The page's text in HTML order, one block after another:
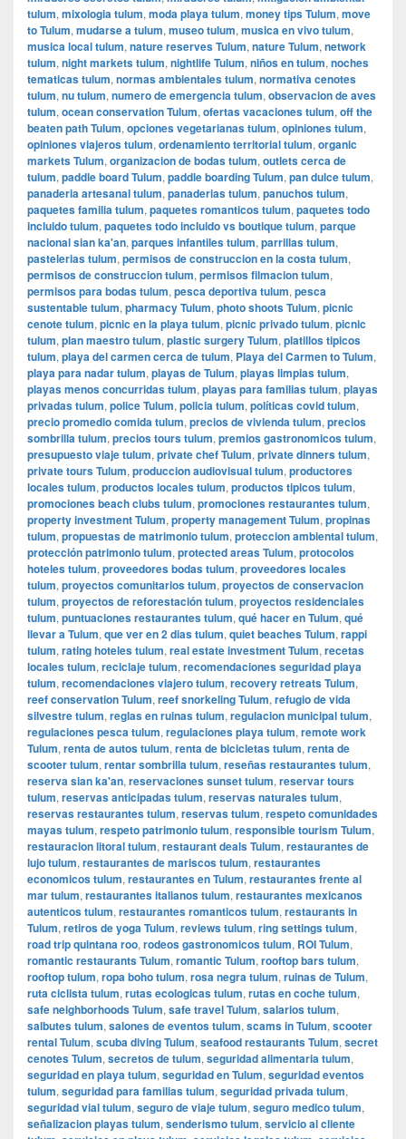
tulum, mixologia tulum, moda playa tulum, money tips Tulum, move
to Tulum, mudarse a tulum, museo tulum, musica en vivo tulum,
musica local tulum, nature reserves Tulum, nature Tulum, network
tulum, night markets tulum, nightlife Tulum, niños en tulum, noches
tematicas tulum, normas ambientales tulum, normativa cenotes
tulum, nu tulum, numero de emergencia tulum, observacion de aves
tulum, ocean conservation Tulum, ofertas vacaciones tulum, off the
beaten path Tulum, opciones vegetarianas tulum, opiniones tulum,
opiniones viajeros tulum, ordenamiento territorial tulum, organic
markets Tulum, organizacion de bodas tulum, outlets cerca de
tulum, paddle board Tulum, paddle boarding Tulum, pan dulce tulum,
panaderia artesanal tulum, panaderias tulum, panuchos tulum,
paquetes familia tulum, paquetes romanticos tulum, paquetes todo
incluido tulum, paquetes todo incluido vs boutique tulum, parque
nacional sian ka'an, parques infantiles tulum, parrillas tulum,
pastelerias tulum, permisos de construccion en la costa tulum,
permisos de construccion tulum, permisos filmacion tulum,
permisos para bodas tulum, pesca deportiva tulum, pesca
sustentable tulum, pharmacy Tulum, photo shoots Tulum, picnic
cenote tulum, picnic en la playa tulum, picnic privado tulum, picnic
tulum, plan maestro tulum, plastic surgery Tulum, platillos tipicos
tulum, playa del carmen cerca de tulum, Playa del Carmen to Tulum,
playa para nadar tulum, playas de Tulum, playas limpias tulum,
playas menos concurridas tulum, playas para familias tulum, playas
privadas tulum, police Tulum, policia tulum, políticas covid tulum,
precio promedio comida tulum, precios de vivienda tulum, precios
sombrilla tulum, precios tours tulum, premios gastronomicos tulum,
presupuesto viaje tulum, private chef Tulum, private dinners tulum,
private tours Tulum, produccion audiovisual tulum, productores
locales tulum, productos locales tulum, productos tipicos tulum,
promociones beach clubs tulum, promociones restaurantes tulum,
property investment Tulum, property management Tulum, propinas
tulum, propuestas de matrimonio tulum, proteccion ambiental tulum,
protección patrimonio tulum, protected areas Tulum, protocolos
hoteles tulum, proveedores bodas tulum, proveedores locales
tulum, proyectos comunitarios tulum, proyectos de conservacion
tulum, proyectos de reforestación tulum, proyectos residenciales
tulum, puntuaciones restaurantes tulum, qué hacer en Tulum, qué
llevar a Tulum, que ver en 2 dias tulum, quiet beaches Tulum, rappi
tulum, rating hoteles tulum, real estate investment Tulum, recetas
locales tulum, reciclaje tulum, recomendaciones seguridad playa
tulum, recomendaciones viajero tulum, recovery retreats Tulum,
reef conservation Tulum, reef snorkeling Tulum, refugio de vida
silvestre tulum, reglas en ruinas tulum, regulacion municipal tulum,
regulaciones pesca tulum, regulaciones playa tulum, remote work
Tulum, renta de autos tulum, renta de bicicletas tulum, renta de
scooter tulum, rentar sombrilla tulum, reseñas restaurantes tulum,
reserva sian ka'an, reservaciones sunset tulum, reservar tours
tulum, reservas anticipadas tulum, reservas naturales tulum,
reservas restaurantes tulum, reservas tulum, respeto comunidades
mayas tulum, respeto patrimonio tulum, responsible tourism Tulum,
restauracion litoral tulum, restaurant deals Tulum, restaurantes de
lujo tulum, restaurantes de mariscos tulum, restaurantes
economicos tulum, restaurantes en Tulum, restaurantes frente al
mar tulum, restaurantes italianos tulum, restaurantes mexicanos
autenticos tulum, restaurantes romanticos tulum, restaurants in
Tulum, retiros de yoga Tulum, reviews tulum, ring settings tulum,
road trip quintana roo, rodeos gastronomicos tulum, ROI Tulum,
romantic restaurants Tulum, romantic Tulum, rooftop bars tulum,
rooftop tulum, ropa boho tulum, rosa negra tulum, ruinas de Tulum,
ruta ciclista tulum, rutas ecologicas tulum, rutas en coche tulum,
safe neighborhoods Tulum, safe travel Tulum, salarios tulum,
salbutes tulum, salones de eventos tulum, scams in Tulum, scooter
rental Tulum, scuba diving Tulum, seafood restaurants Tulum, secret
cenotes Tulum, secretos de tulum, seguridad alimentaria tulum,
seguridad en playa tulum, seguridad en Tulum, seguridad eventos
tulum, seguridad para familias tulum, seguridad privada tulum,
seguridad vial tulum, seguro de viaje tulum, seguro medico tulum,
señalizacion playas tulum, senderismo tulum, servicio al cliente